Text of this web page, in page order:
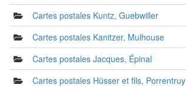
Cartes postales Kuntz, Guebwiller
Cartes postales Kanitzer, Mulhouse
Cartes postales Jacques, Épinal
Cartes postales Hüsser et fils, Porrentruy